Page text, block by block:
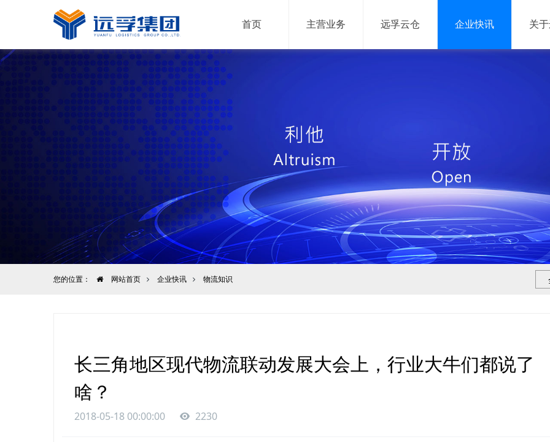
首页 主营业务 远孚云仓 企业快讯 关
仓储服务 配送服务 解决方案
机械工业
普通化工
电子行业
家居建材
仓储管理系统
运输管理系统
网络货运系统
大数据平台
移动产品
您的位置： 网站首页 企业快讯 物流知识
长三角地区现代物流联动发展大会上，行业大牛们都说了
啥？
2018-05-18 00:00:00 2230